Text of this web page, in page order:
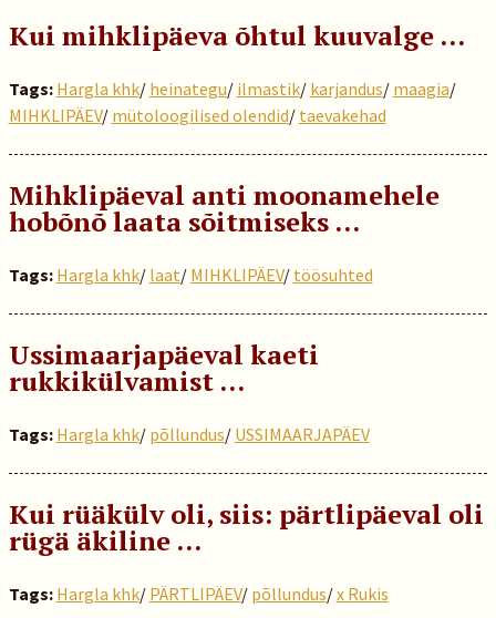
Kui mihklipäeva õhtul kuuvalge …
Tags: Hargla khk/ heinategu/ ilmastik/ karjandus/ maagia/
MIHKLIPÄEV/ mütoloogilised olendid/ taevakehad
Mihklipäeval anti moonamehele
hobõnõ laata sõitmiseks …
Tags: Hargla khk/ laat/ MIHKLIPÄEV/ töösuhted
Ussimaarjapäeval kaeti
rukkikülvamist …
Tags: Hargla khk/ põllundus/ USSIMAARJAPÄEV
Kui rüäkülv oli, siis: pärtlipäeval oli
rügä äkiline …
Tags: Hargla khk/ PÄRTLIPÄEV/ põllundus/x Rukis